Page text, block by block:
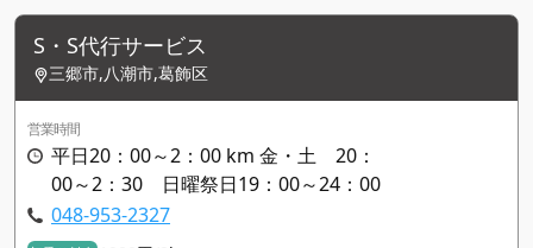
S・S代行サービス
三郷市,八潮市,葛飾区
営業時間
平日20：00～2：00 km 金・土 20：
00～2：30 日曜祭日19：00～24：00
048-953-2327